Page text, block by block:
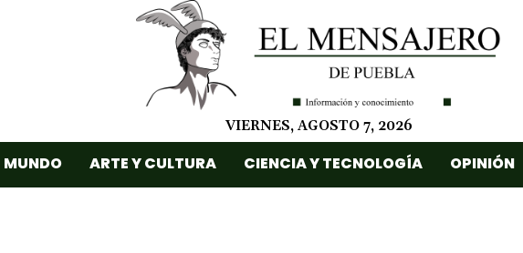
VIERNES, AGOSTO 7, 2026
MUNDO ARTE Y CULTURA CIENCIA Y TECNOLOGÍA OPINIÓN